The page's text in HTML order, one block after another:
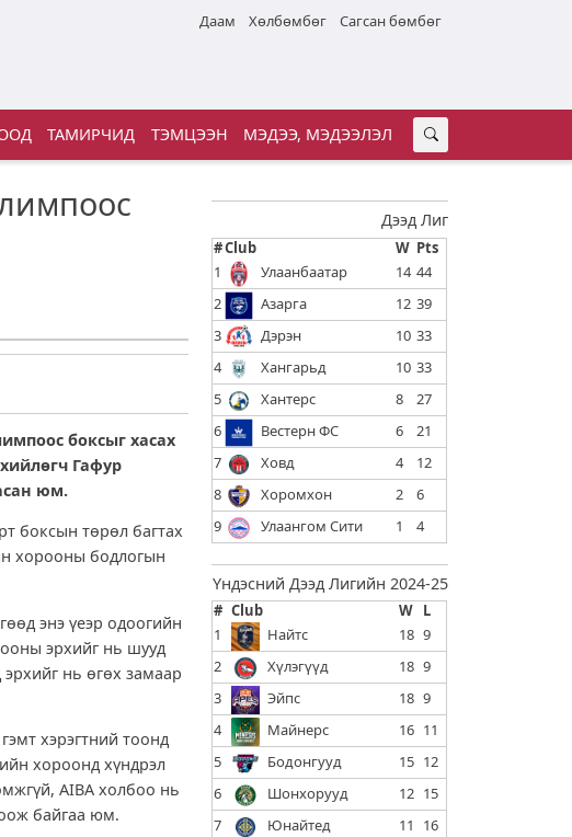
Даам Хөлбөмбөг Сагсан бөмбөг
ТАМИРЧИД ТЭМЦЭЭН МЭДЭЭ, МЭДЭЭЛЭЛ
боксыг хасах
Гафур
юм.
боксын төрөл багтах
хорооны бодлогын
энэ үеэр одоогийн
эрхийг нь шууд
нь өгөх замаар
хэрэгтний тоонд
хороонд хүндрэл
AIBA холбоо нь
байгаа юм.
Дээд Лиг
#Club W Pts
1
Улаанбаатар 14 44
2
Азарга 12 39
3
Дэрэн 10 33
4
Хангарьд 10 33
5
Хантерс 8
27
6
Вестерн ФС 6
21
7
Ховд 4
12
8
Хоромхон 2
6
9
Улаангом Сити 1 4
Үндэсний Дээд Лигийн 2024-25
# Club W L
1
Найтс 18 9
2
Хүлэгүүд 18 9
3
Эйпс 18 9
4
Майнерс 16 11
5
Бодонгууд 15 12
6
Шонхорууд 12 15
7
Юнайтед 11
16